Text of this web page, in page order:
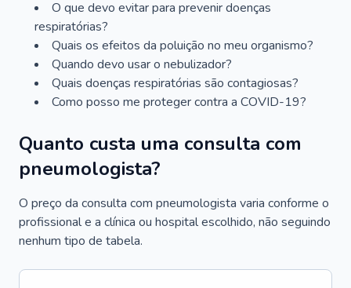
O que devo evitar para prevenir doenças
respiratórias?
Quais os efeitos da poluição no meu organismo?
Quando devo usar o nebulizador?
Quais doenças respiratórias são contagiosas?
Como posso me proteger contra a COVID-19?
Quanto custa uma consulta com
pneumologista?
O preço da consulta com pneumologista varia conforme o
profissional e a clínica ou hospital escolhido, não seguindo
nenhum tipo de tabela.